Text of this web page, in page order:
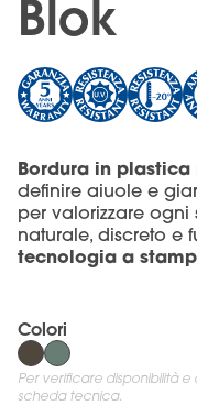
Blok
Bordura in
definire aiuole e
per valorizzare
naturale, discreto e
tecnologia a
Colori
Per verificare disponibilità
scheda tecnica.